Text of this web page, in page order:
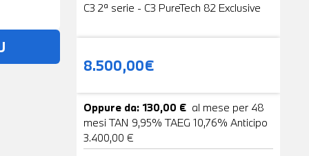
C3 2ª serie - C3 PureTech 82 Exclusive
8.500,00€
Oppure da: 130,00 € al mese per 48
mesi TAN 9,95% TAEG 10,76% Anticipo
3.400,00 €